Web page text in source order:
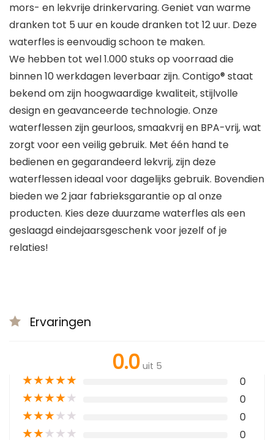
mors- en lekvrije drinkervaring. Geniet van warme
dranken tot 5 uur en koude dranken tot 12 uur. Deze
waterfles is eenvoudig schoon te maken.
We hebben tot wel 1.000 stuks op voorraad die
binnen 10 werkdagen leverbaar zijn. Contigo® staat
bekend om zijn hoogwaardige kwaliteit, stijlvolle
design en geavanceerde technologie. Onze
waterflessen zijn geurloos, smaakvrij en BPA-vrij, wat
zorgt voor een veilig gebruik. Met één hand te
bedienen en gegarandeerd lekvrij, zijn deze
waterflessen ideaal voor dagelijks gebruik. Bovendien
bieden we 2 jaar fabrieksgarantie op al onze
producten. Kies deze duurzame waterfles als een
geslaagd eindejaarsgeschenk voor jezelf of je
relaties!
Ervaringen
0.0 uit 5
★★★★★ 0
★★★★★ 0
★★★★★ 0
★★★★★ 0